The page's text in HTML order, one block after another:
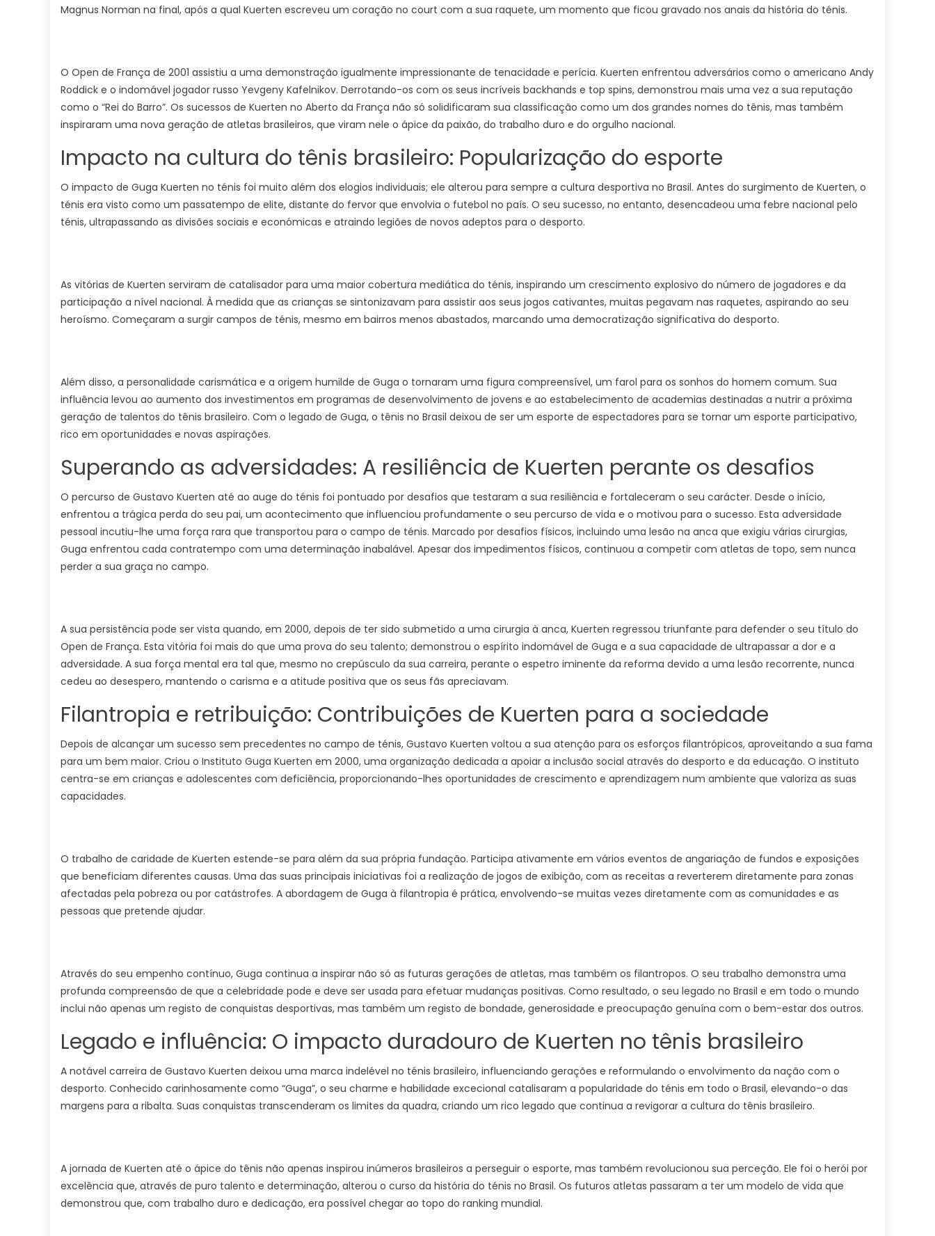
Magnus Norman na final, após a qual Kuerten escreveu um coração no court com a sua raquete, um momento que ficou gravado nos anais da história do ténis.
O Open de França de 2001 assistiu a uma demonstração igualmente impressionante de tenacidade e perícia. Kuerten enfrentou adversários como o americano Andy
Roddick e o indomável jogador russo Yevgeny Kafelnikov. Derrotando-os com os seus incríveis backhands e top spins, demonstrou mais uma vez a sua reputação
como o “Rei do Barro”. Os sucessos de Kuerten no Aberto da França não só solidificaram sua classificação como um dos grandes nomes do tênis, mas também
inspiraram uma nova geração de atletas brasileiros, que viram nele o ápice da paixão, do trabalho duro e do orgulho nacional.
Impacto na cultura do tênis brasileiro: Popularização do esporte
O impacto de Guga Kuerten no ténis foi muito além dos elogios individuais; ele alterou para sempre a cultura desportiva no Brasil. Antes do surgimento de Kuerten, o
ténis era visto como um passatempo de elite, distante do fervor que envolvia o futebol no país. O seu sucesso, no entanto, desencadeou uma febre nacional pelo
ténis, ultrapassando as divisões sociais e económicas e atraindo legiões de novos adeptos para o desporto.
As vitórias de Kuerten serviram de catalisador para uma maior cobertura mediática do ténis, inspirando um crescimento explosivo do número de jogadores e da
participação a nível nacional. À medida que as crianças se sintonizavam para assistir aos seus jogos cativantes, muitas pegavam nas raquetes, aspirando ao seu
heroísmo. Começaram a surgir campos de ténis, mesmo em bairros menos abastados, marcando uma democratização significativa do desporto.
Além disso, a personalidade carismática e a origem humilde de Guga o tornaram uma figura compreensível, um farol para os sonhos do homem comum. Sua
influência levou ao aumento dos investimentos em programas de desenvolvimento de jovens e ao estabelecimento de academias destinadas a nutrir a próxima
geração de talentos do tênis brasileiro. Com o legado de Guga, o tênis no Brasil deixou de ser um esporte de espectadores para se tornar um esporte participativo,
rico em oportunidades e novas aspirações.
Superando as adversidades: A resiliência de Kuerten perante os desafios
O percurso de Gustavo Kuerten até ao auge do ténis foi pontuado por desafios que testaram a sua resiliência e fortaleceram o seu carácter. Desde o início,
enfrentou a trágica perda do seu pai, um acontecimento que influenciou profundamente o seu percurso de vida e o motivou para o sucesso. Esta adversidade
pessoal incutiu-lhe uma força rara que transportou para o campo de ténis. Marcado por desafios físicos, incluindo uma lesão na anca que exigiu várias cirurgias,
Guga enfrentou cada contratempo com uma determinação inabalável. Apesar dos impedimentos físicos, continuou a competir com atletas de topo, sem nunca
perder a sua graça no campo.
A sua persistência pode ser vista quando, em 2000, depois de ter sido submetido a uma cirurgia à anca, Kuerten regressou triunfante para defender o seu título do
Open de França. Esta vitória foi mais do que uma prova do seu talento; demonstrou o espírito indomável de Guga e a sua capacidade de ultrapassar a dor e a
adversidade. A sua força mental era tal que, mesmo no crepúsculo da sua carreira, perante o espetro iminente da reforma devido a uma lesão recorrente, nunca
cedeu ao desespero, mantendo o carisma e a atitude positiva que os seus fãs apreciavam.
Filantropia e retribuição: Contribuições de Kuerten para a sociedade
Depois de alcançar um sucesso sem precedentes no campo de ténis, Gustavo Kuerten voltou a sua atenção para os esforços filantrópicos, aproveitando a sua fama
para um bem maior. Criou o Instituto Guga Kuerten em 2000, uma organização dedicada a apoiar a inclusão social através do desporto e da educação. O instituto
centra-se em crianças e adolescentes com deficiência, proporcionando-lhes oportunidades de crescimento e aprendizagem num ambiente que valoriza as suas
capacidades.
O trabalho de caridade de Kuerten estende-se para além da sua própria fundação. Participa ativamente em vários eventos de angariação de fundos e exposições
que beneficiam diferentes causas. Uma das suas principais iniciativas foi a realização de jogos de exibição, com as receitas a reverterem diretamente para zonas
afectadas pela pobreza ou por catástrofes. A abordagem de Guga à filantropia é prática, envolvendo-se muitas vezes diretamente com as comunidades e as
pessoas que pretende ajudar.
Através do seu empenho contínuo, Guga continua a inspirar não só as futuras gerações de atletas, mas também os filantropos. O seu trabalho demonstra uma
profunda compreensão de que a celebridade pode e deve ser usada para efetuar mudanças positivas. Como resultado, o seu legado no Brasil e em todo o mundo
inclui não apenas um registo de conquistas desportivas, mas também um registo de bondade, generosidade e preocupação genuína com o bem-estar dos outros.
Legado e influência: O impacto duradouro de Kuerten no tênis brasileiro
A notável carreira de Gustavo Kuerten deixou uma marca indelével no ténis brasileiro, influenciando gerações e reformulando o envolvimento da nação com o
desporto. Conhecido carinhosamente como “Guga”, o seu charme e habilidade excecional catalisaram a popularidade do ténis em todo o Brasil, elevando-o das
margens para a ribalta. Suas conquistas transcenderam os limites da quadra, criando um rico legado que continua a revigorar a cultura do tênis brasileiro.
A jornada de Kuerten até o ápice do tênis não apenas inspirou inúmeros brasileiros a perseguir o esporte, mas também revolucionou sua perceção. Ele foi o herói por
excelência que, através de puro talento e determinação, alterou o curso da história do ténis no Brasil. Os futuros atletas passaram a ter um modelo de vida que
demonstrou que, com trabalho duro e dedicação, era possível chegar ao topo do ranking mundial.